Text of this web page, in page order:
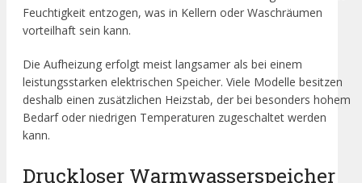
Feuchtigkeit entzogen, was in Kellern oder Waschräumen
vorteilhaft sein kann.
Die Aufheizung erfolgt meist langsamer als bei einem
leistungsstarken elektrischen Speicher. Viele Modelle besitzen
deshalb einen zusätzlichen Heizstab, der bei besonders hohem
Bedarf oder niedrigen Temperaturen zugeschaltet werden
kann.
Druckloser Warmwasserspeicher